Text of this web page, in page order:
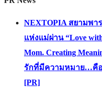
NEXTOPIA สยามพา
แห่งแม่ผ่าน “Love
Mom. Creating
รักที่มีความหมาย…คื
[PR]